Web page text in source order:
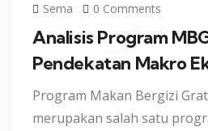
Sema 0 Comments
Analisis Program
Pendekatan Makro
Program Makan Bergizi
merupakan salah satu